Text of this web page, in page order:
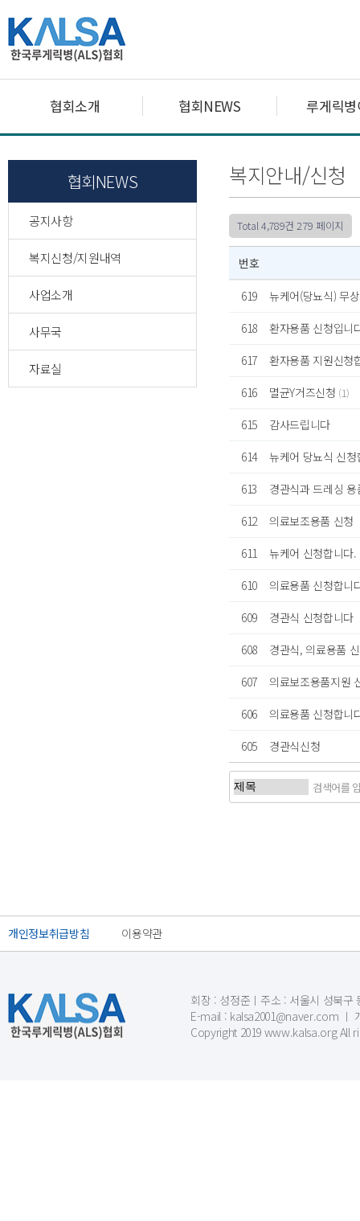
협회소개 협회NEWS 루게릭
협회NEWS
공지사항
복지신청/지원내역
사업소개
사무국
자료실
복지안내/신청
Total 4,789건 279 페이지
번호
619
뉴케어(당뇨식) 무
618
환자용품 신청입니
617
환자용품 지원신청
616
멸균Y거즈신청 (1)
615
감사드립니다
614
뉴케어 당뇨식 신
613
경관식과 드레싱
612
의료보조용품 신청
611
뉴케어 신청합니다.
610
의료용품 신청합니
609
경관식 신청합니다
608
경관식, 의료용품
607
의료보조용품지원
606
의료용품 신청합니
605
경관식신청
개인정보취급방침 이용약관
회장 : 성정준ㅣ주소 : 서울시 성북구
E-mail : kalsa2001@naver.com ㅣ
Copyright 2019 www.kalsa.org All